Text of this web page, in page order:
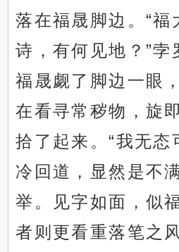
落在福晟脚边。“福
诗，有何见地？”孛
福晟觑了脚边一眼
在看寻常秽物，旋
拾了起来。“我无态
冷回道，显然是不
举。见字如面，似
者则更看重落笔之